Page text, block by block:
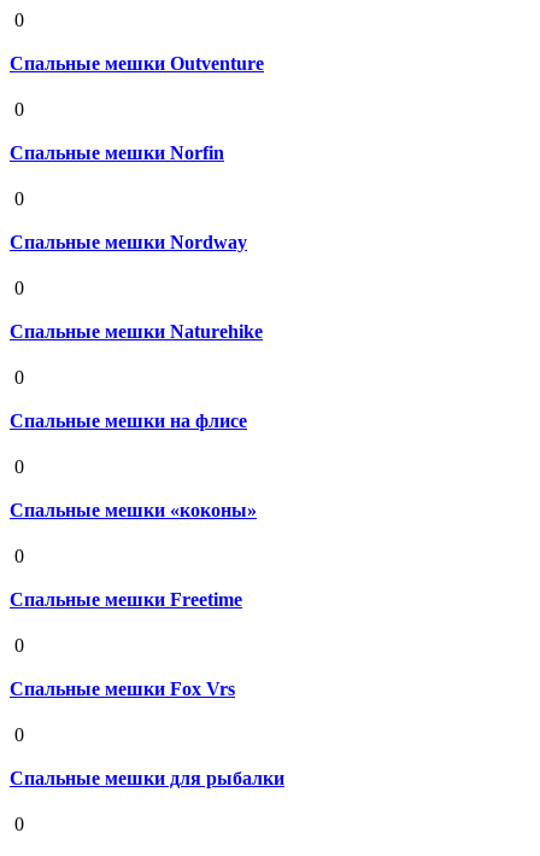
0
Спальные мешки Outventure
0
Спальные мешки Norfin
0
Спальные мешки Nordway
0
Спальные мешки Naturehike
0
Спальные мешки на флисе
0
Спальные мешки «коконы»
0
Спальные мешки Freetime
0
Спальные мешки Fox Vrs
0
Спальные мешки для рыбалки
0